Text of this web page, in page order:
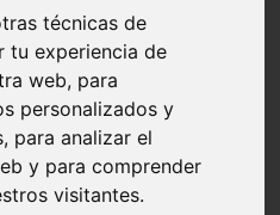
técnicas de
tu experiencia de
web, para
personalizados y
para analizar el
y para comprender
visitantes.
abisinio: Todo Lo Que Necesitas
Todo Lo Que